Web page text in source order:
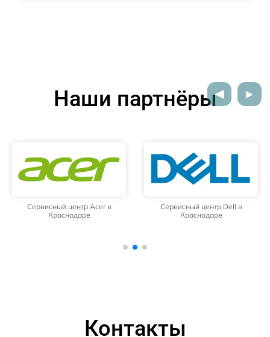
Наши партнёры
Сервисный центр Acer в
Краснодаре
Сервисный центр Dell в
Краснодаре
Контакты